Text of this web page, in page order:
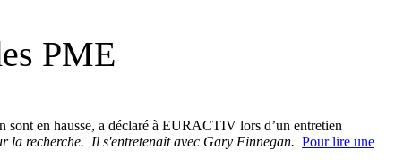
PME
sont en hausse, a déclaré à EURACTIV lors d’un entretien
la recherche. Il s'entretenait avec Gary Finnegan. Pour lire une